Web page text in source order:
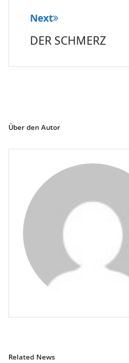
Next
DER SCHMERZ
Über den Autor
Related News